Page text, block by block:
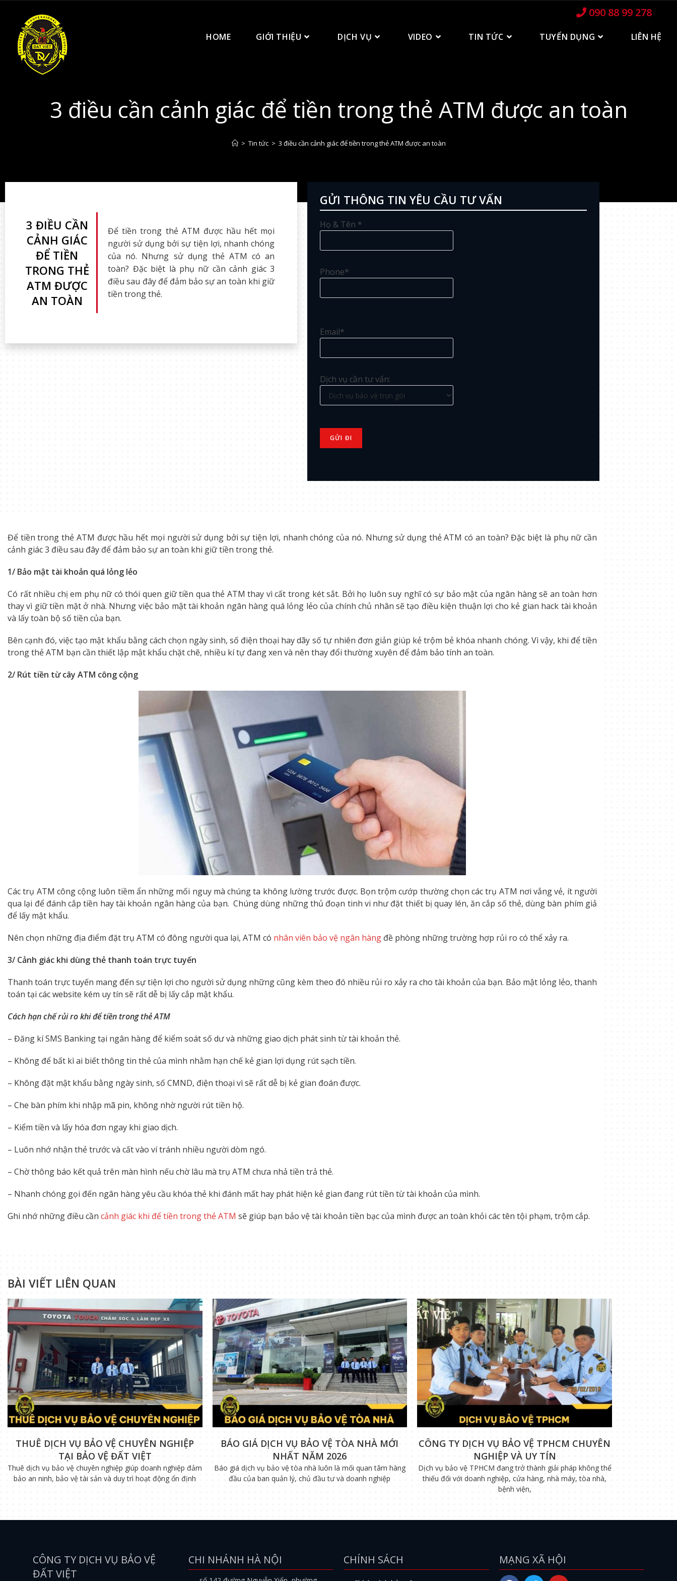
090 88 99 278
HOME GIỚI THIỆU DỊCH VỤ VIDEO TIN TỨC TUYỂN DỤNG LIÊN HỆ
3 điều cần cảnh giác để tiền trong thẻ ATM được an toàn
> Tin tức > 3 điều cần cảnh giác để tiền trong thẻ ATM được an toàn
3 ĐIỀU CẦN
CẢNH GIÁC
ĐỂ TIỀN
TRONG THẺ
ATM ĐƯỢC
AN TOÀN
Để tiền trong thẻ ATM được hầu hết mọi
người sử dụng bởi sự tiện lợi, nhanh chóng
của nó. Nhưng sử dụng thẻ ATM có an
toàn? Đặc biệt là phụ nữ cần cảnh giác 3
điều sau đây để đảm bảo sự an toàn khi giữ
tiền trong thẻ.
GỬI THÔNG TIN YÊU CẦU TƯ VẤN
Họ & Tên *
Phone*
Email*
Dịch vụ cần tư vấn:
Để tiền trong thẻ ATM được hầu hết mọi người sử dụng bởi sự tiện lợi, nhanh chóng của nó. Nhưng sử dụng thẻ ATM có an toàn? Đặc biệt là phụ nữ cần
cảnh giác 3 điều sau đây để đảm bảo sự an toàn khi giữ tiền trong thẻ.
1/ Bảo mật tài khoản quá lỏng lẻo
Có rất nhiều chị em phụ nữ có thói quen giữ tiền qua thẻ ATM thay vì cất trong két sắt. Bởi họ luôn suy nghĩ có sự bảo mật của ngân hàng sẽ an toàn hơn
thay vì giữ tiền mặt ở nhà. Nhưng việc bảo mật tài khoản ngân hàng quá lỏng lẻo của chính chủ nhân sẽ tạo điều kiện thuận lợi cho kẻ gian hack tài khoản
và lấy toàn bộ số tiền của bạn.
Bên cạnh đó, việc tạo mật khẩu bằng cách chọn ngày sinh, số điện thoại hay dãy số tự nhiên đơn giản giúp kẻ trộm bẻ khóa nhanh chóng. Vì vậy, khi để tiền
trong thẻ ATM bạn cần thiết lập mật khẩu chặt chẽ, nhiều kí tự đang xen và nên thay đổi thường xuyên để đảm bảo tính an toàn.
2/ Rút tiền từ cây ATM công cộng
Các trụ ATM công cộng luôn tiềm ẩn những mối nguy mà chúng ta không lường trước được. Bọn trộm cướp thường chọn các trụ ATM nơi vắng vẻ, ít người
qua lại để đánh cắp tiền hay tài khoản ngân hàng của bạn. Chúng dùng những thủ đoạn tinh vi như đặt thiết bị quay lén, ăn cắp số thẻ, dùng bàn phím giả
để lấy mật khẩu.
Nên chọn những địa điểm đặt trụ ATM có đông người qua lại, ATM có nhân viên bảo vệ ngân hàng đề phòng những trường hợp rủi ro có thể xảy ra.
3/ Cảnh giác khi dùng thẻ thanh toán trực tuyến
Thanh toán trực tuyến mang đến sự tiện lợi cho người sử dụng những cũng kèm theo đó nhiều rủi ro xảy ra cho tài khoản của bạn. Bảo mật lỏng lẻo, thanh
toán tại các website kém uy tín sẽ rất dễ bị lấy cắp mật khẩu.
Cách hạn chế rủi ro khi để tiền trong thẻ ATM
– Đăng kí SMS Banking tại ngân hàng để kiểm soát số dư và những giao dịch phát sinh từ tài khoản thẻ.
– Không để bất kì ai biết thông tin thẻ của mình nhằm hạn chế kẻ gian lợi dụng rút sạch tiền.
– Không đặt mật khẩu bằng ngày sinh, số CMND, điện thoại vì sẽ rất dễ bị kẻ gian đoán được.
– Che bàn phím khi nhập mã pin, không nhờ người rút tiền hộ.
– Kiểm tiền và lấy hóa đơn ngay khi giao dịch.
– Luôn nhớ nhận thẻ trước và cất vào ví tránh nhiều người dòm ngó.
– Chờ thông báo kết quả trên màn hình nếu chờ lâu mà trụ ATM chưa nhả tiền trả thẻ.
– Nhanh chóng gọi đến ngân hàng yêu cầu khóa thẻ khi đánh mất hay phát hiện kẻ gian đang rút tiền từ tài khoản của mình.
Ghi nhớ những điều cần cảnh giác khi để tiền trong thẻ ATM sẽ giúp bạn bảo vệ tài khoản tiền bạc của mình được an toàn khỏi các tên tội phạm, trộm cắp.
BÀI VIẾT LIÊN QUAN
THUÊ DỊCH VỤ BẢO VỆ CHUYÊN NGHIỆP
TẠI BẢO VỆ ĐẤT VIỆT
Thuê dịch vụ bảo vệ chuyên nghiệp giúp doanh nghiệp đảm
bảo an ninh, bảo vệ tài sản và duy trì hoạt động ổn định
BÁO GIÁ DỊCH VỤ BẢO VỆ TÒA NHÀ MỚI
NHẤT NĂM 2026
Báo giá dịch vụ bảo vệ tòa nhà luôn là mối quan tâm hàng
đầu của ban quản lý, chủ đầu tư và doanh nghiệp
CÔNG TY DỊCH VỤ BẢO VỆ TPHCM CHUYÊN
NGHIỆP VÀ UY TÍN
Dịch vụ bảo vệ TPHCM đang trở thành giải pháp không thể
thiếu đối với doanh nghiệp, cửa hàng, nhà máy, tòa nhà,
bệnh viện,
CÔNG TY DỊCH VỤ BẢO VỆ
ĐẤT VIỆT
CHI NHÁNH HÀ NỘI CHÍNH SÁCH MẠNG XÃ HỘI